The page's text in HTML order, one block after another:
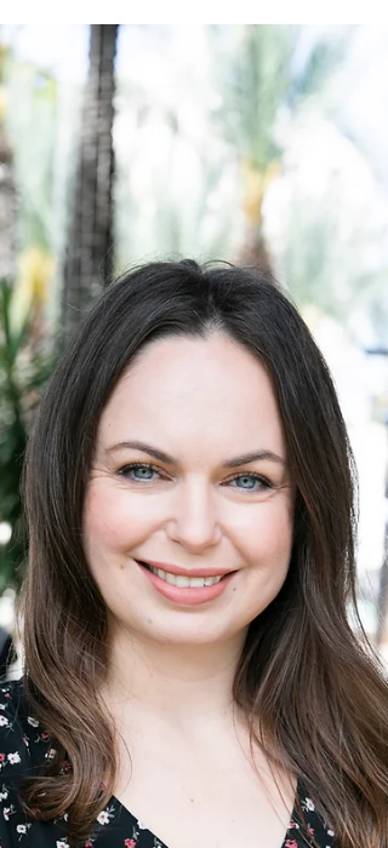
הניתוח״
אילנה ניקיפורובה, דיאטנית בריאטרית קלינית
ישנם אנשים שעברו את הניתוח, ומרגישים
שהצליחו לעקוף את הניתוח. הם אוכלים
קטנות, ובכל זאת...